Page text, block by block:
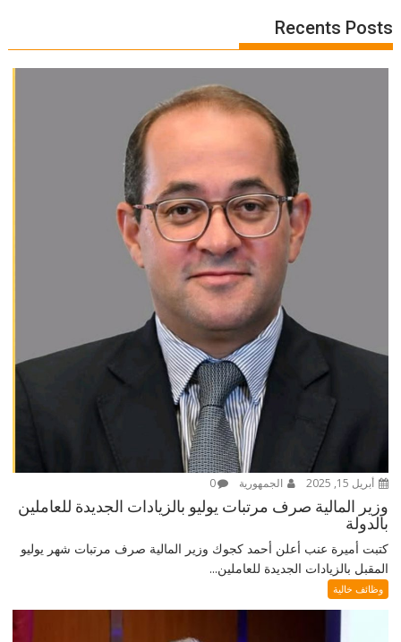
Recents Posts
أبريل 15, 2025 الجمهورية 0
وزير المالية صرف مرتبات يوليو بالزيادات الجديدة للعاملين
بالدولة
كتبت أميرة عنب أعلن أحمد كجوك وزير المالية صرف مرتبات شهر يوليو
المقبل بالزيادات الجديدة للعاملين...
وظائف خالية